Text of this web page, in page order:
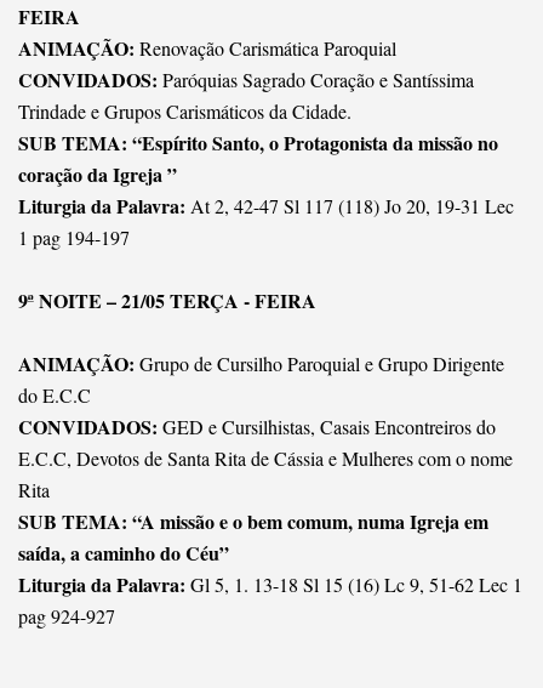
FEIRA
ANIMAÇÃO: Renovação Carismática Paroquial
CONVIDADOS: Paróquias Sagrado Coração e Santíssima
Trindade e Grupos Carismáticos da Cidade.
SUB TEMA: “Espírito Santo, o Protagonista da missão no
coração da Igreja ”
Liturgia da Palavra: At 2, 42-47 Sl 117 (118) Jo 20, 19-31 Lec
1 pag 194-197
9ª NOITE – 21/05 TERÇA - FEIRA
ANIMAÇÃO: Grupo de Cursilho Paroquial e Grupo Dirigente
do E.C.C
CONVIDADOS: GED e Cursilhistas, Casais Encontreiros do
E.C.C, Devotos de Santa Rita de Cássia e Mulheres com o nome
Rita
SUB TEMA: “A missão e o bem comum, numa Igreja em
saída, a caminho do Céu”
Liturgia da Palavra: Gl 5, 1. 13-18 Sl 15 (16) Lc 9, 51-62 Lec 1
pag 924-927